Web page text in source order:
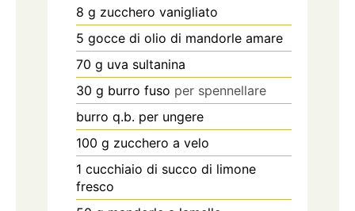
8 g zucchero vanigliato
5 gocce di olio di mandorle amare
70 g uva sultanina
30 g burro fuso per spennellare
burro q.b. per ungere
100 g zucchero a velo
1 cucchiaio di succo di limone
fresco